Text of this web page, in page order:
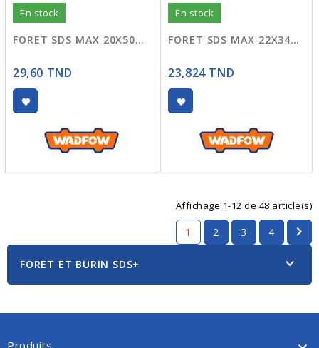
En stock
FORET SDS MAX 20X500 WHD02054
29,60 TND
En stock
FORET SDS MAX 22X340 WHD02234
23,824 TND
Affichage 1-12 de 48 article(s)
1 2 3 4 
FORET ET BURIN SDS+ 